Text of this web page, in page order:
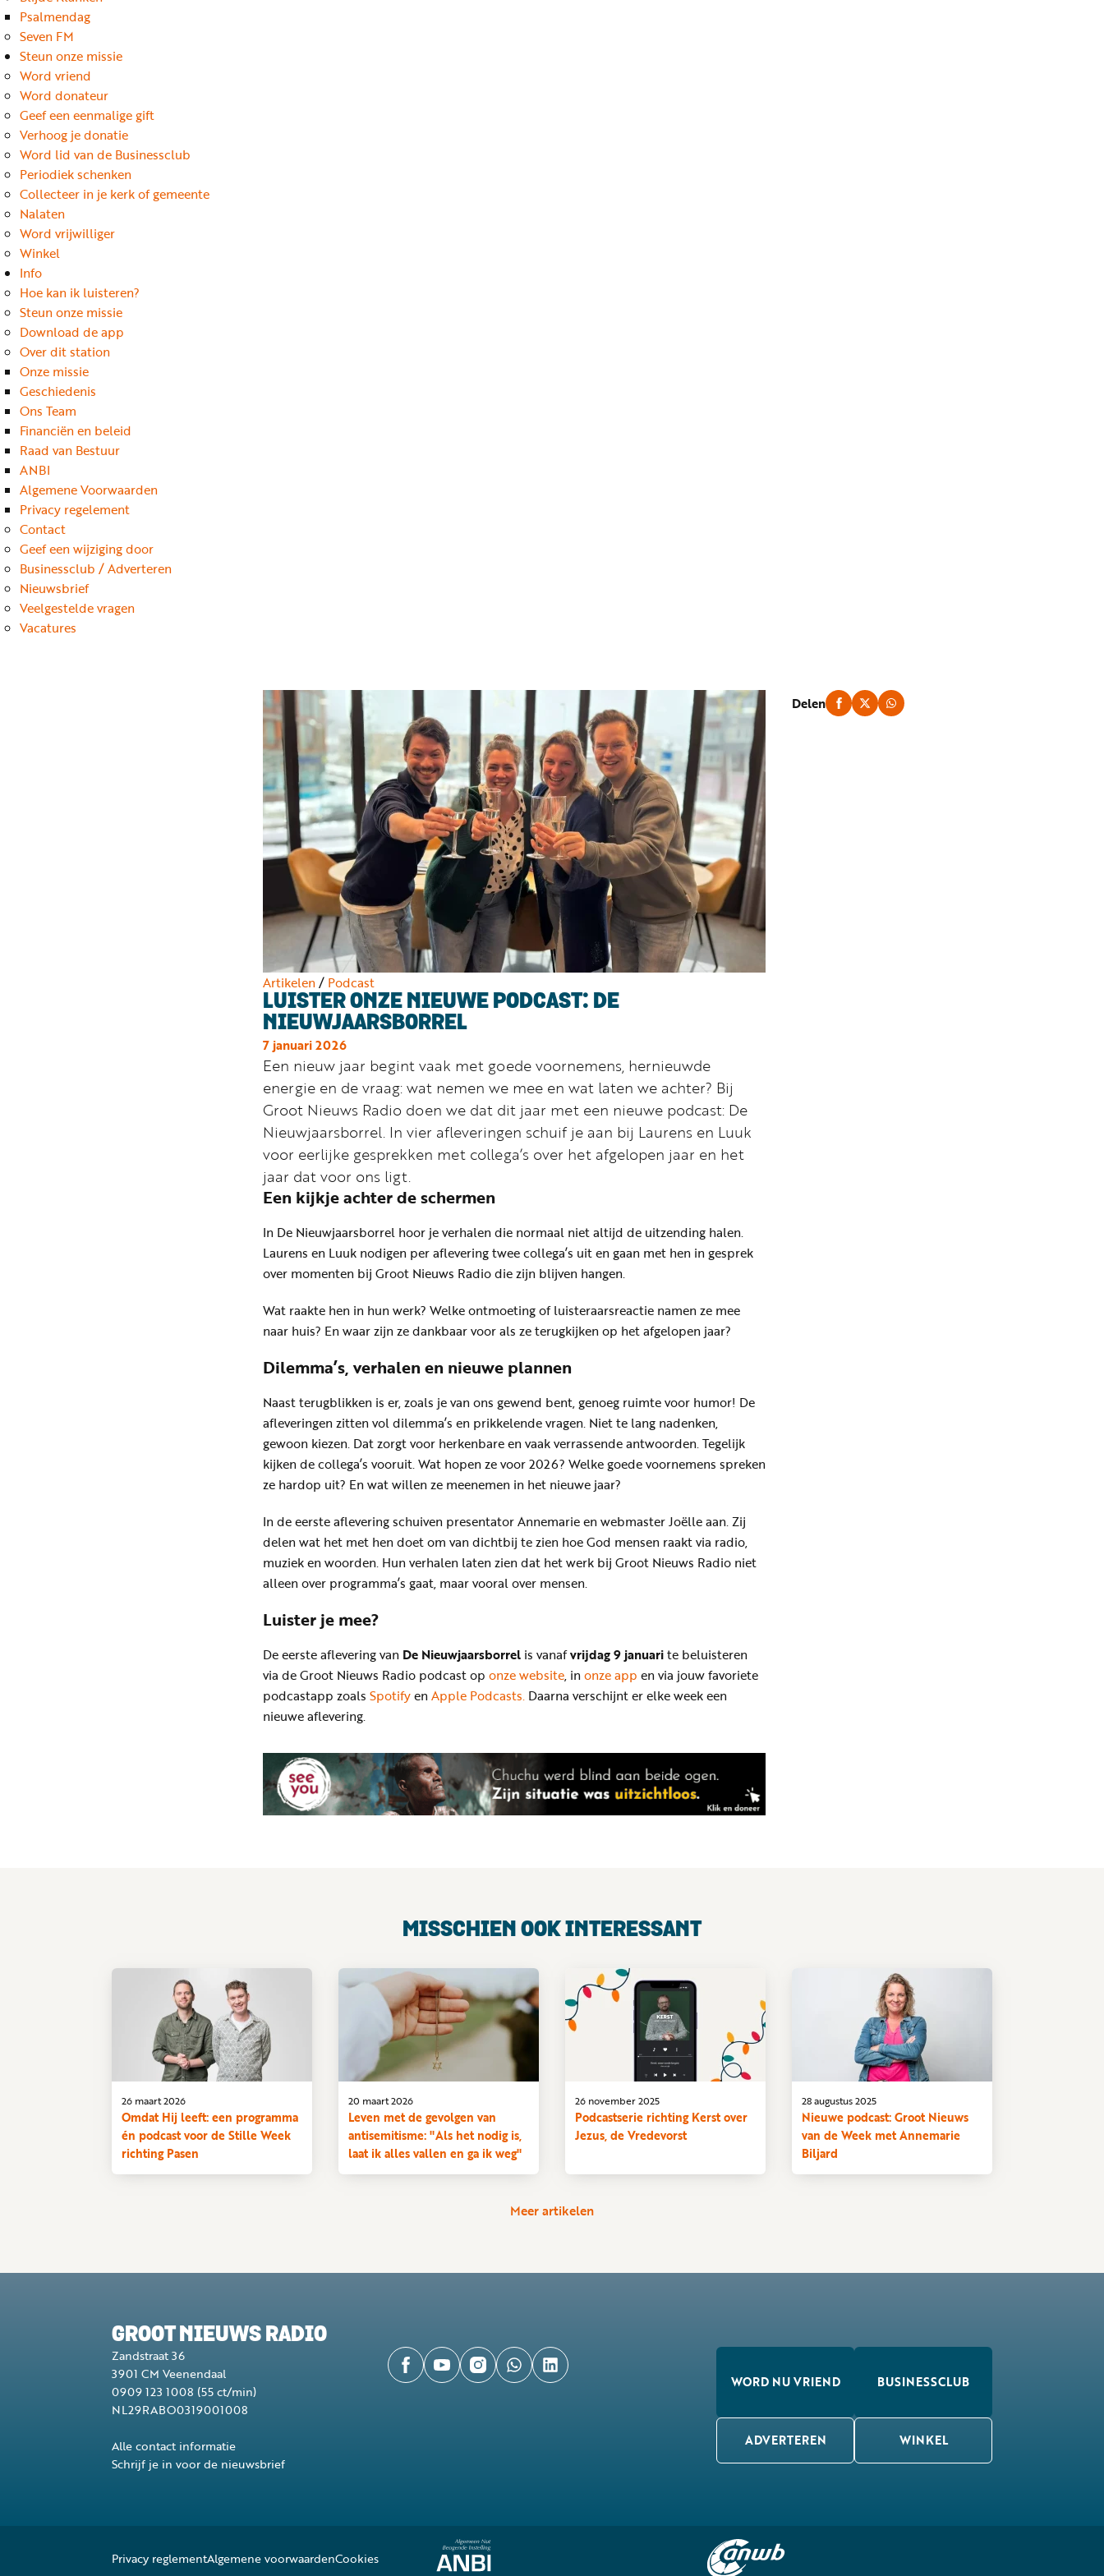
Psalmendag
Seven FM
Steun onze missie
Word vriend
Word donateur
Geef een eenmalige gift
Verhoog je donatie
Word lid van de Businessclub
Periodiek schenken
Collecteer in je kerk of gemeente
Nalaten
Word vrijwilliger
Winkel
Info
Hoe kan ik luisteren?
Steun onze missie
Download de app
Over dit station
Onze missie
Geschiedenis
Ons Team
Financiën en beleid
Raad van Bestuur
ANBI
Algemene Voorwaarden
Privacy regelement
Contact
Geef een wijziging door
Businessclub / Adverteren
Nieuwsbrief
Veelgestelde vragen
Vacatures
Artikelen/ Podcast
LUISTER ONZE NIEUWE PODCAST: DE
NIEUWJAARSBORREL
7 januari 2026
Een nieuw jaar begint vaak met goede voornemens, hernieuwde
energie en de vraag: wat nemen we mee en wat laten we achter? Bij
Groot Nieuws Radio doen we dat dit jaar met een nieuwe podcast: De
Nieuwjaarsborrel. In vier afleveringen schuif je aan bij Laurens en Luuk
voor eerlijke gesprekken met collega’s over het afgelopen jaar en het
jaar dat voor ons ligt.
Een kijkje achter de schermen
In De Nieuwjaarsborrel hoor je verhalen die normaal niet altijd de uitzending halen.
Laurens en Luuk nodigen per aflevering twee collega’s uit en gaan met hen in gesprek
over momenten bij Groot Nieuws Radio die zijn blijven hangen.
Wat raakte hen in hun werk? Welke ontmoeting of luisteraarsreactie namen ze mee
naar huis? En waar zijn ze dankbaar voor als ze terugkijken op het afgelopen jaar?
Dilemma’s, verhalen en nieuwe plannen
Naast terugblikken is er, zoals je van ons gewend bent, genoeg ruimte voor humor! De
afleveringen zitten vol dilemma’s en prikkelende vragen. Niet te lang nadenken,
gewoon kiezen. Dat zorgt voor herkenbare en vaak verrassende antwoorden. Tegelijk
kijken de collega’s vooruit. Wat hopen ze voor 2026? Welke goede voornemens spreken
ze hardop uit? En wat willen ze meenemen in het nieuwe jaar?
In de eerste aflevering schuiven presentator Annemarie en webmaster Joëlle aan. Zij
delen wat het met hen doet om van dichtbij te zien hoe God mensen raakt via radio,
muziek en woorden. Hun verhalen laten zien dat het werk bij Groot Nieuws Radio niet
alleen over programma’s gaat, maar vooral over mensen.
Luister je mee?
De eerste aflevering van De Nieuwjaarsborrel is vanafvrijdag 9 januarite beluisteren
via de Groot Nieuws Radio podcast op onze website, in onze app en via jouw favoriete
podcastapp zoals Spotifyen Apple Podcasts. Daarna verschijnt er elke week een
nieuwe aflevering.
Delen
MISSCHIEN OOK INTERESSANT
Omdat Hij leeft: een programma
én podcast voor de Stille Week
richting Pasen
26 maart 2026
Leven met de gevolgen van
antisemitisme: "Als het nodig is,
laat ik alles vallen en ga ik weg"
20 maart 2026
Podcastserie richting Kerst over
Jezus, de Vredevorst
26 november 2025
Nieuwe podcast: Groot Nieuws
van de Week met Annemarie
Biljard
28 augustus 2025
Meer artikelen
GROOT NIEUWS RADIO
Zandstraat 36
3901 CM Veenendaal
0909 123 1008 (55 ct/min)
NL29RABO0319001008
Alle contact informatie
Schrijf je in voor de nieuwsbrief
WORD NU VRIEND BUSINESSCLUB
ADVERTEREN WINKEL
Privacy reglementAlgemene voorwaardenCookies
nu
vriend
Businessclub
Adverteren
Winkel
Privacy
reglement
Algemene
voorwaarden